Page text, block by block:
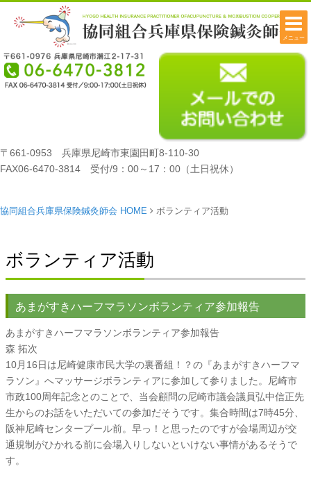
メニュー
〒661-0953 兵庫県尼崎市東園田町8-110-30
FAX06-6470-3814 受付/9：00～17：00（土日祝休）
協同組合兵庫県保険鍼灸師会 HOME ボランティア活動
ボランティア活動
あまがすきハーフマラソンボランティア参加報告
あまがすきハーフマラソンボランティア参加報告
森 拓次
10月16日は尼崎健康市民大学の裏番組！？の『あまがすきハーフマ
ラソン』へマッサージボランティアに参加して参りました。尼崎市
市政100周年記念とのことで、当会顧問の尼崎市議会議員弘中信正先
生からのお話をいただいての参加だそうです。集合時間は7時45分、
阪神尼崎センタープール前。早っ！と思ったのですが会場周辺が交
通規制がひかれる前に会場入りしないといけない事情があるそうで
す。